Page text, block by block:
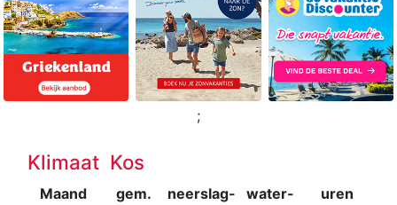
;
Klimaat Kos
Maand
gem.
neerslag-
water-
uren